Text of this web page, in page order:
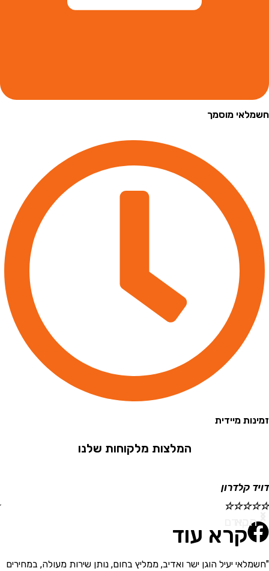
מוסמך
מיידית
המלצות מלקוחות שלנו
☆
☆
קרא עוד
יעיל הוגן ישר ואדיב, ממליץ בחום, נותן שירות מעולה, במחירים